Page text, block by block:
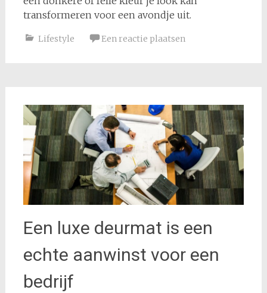
transformeren voor een avondje uit.
Lifestyle Een reactie plaatsen
Een luxe deurmat is een
echte aanwinst voor een
bedrijf